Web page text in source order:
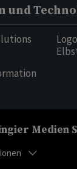
und
Medien